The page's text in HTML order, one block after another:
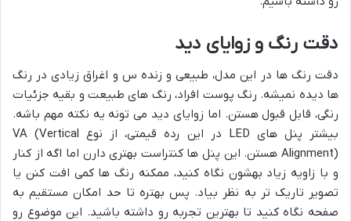
دقت رنگ و زوایای دید
دقت رنگ ها در این مدل، طبیعی و زنده س و اغراق زیادی در رنگ
ها دیده نمیشه. رنگ پوست افراد، رنگ های طبیعت و بقیه جزئیات
رنگی، قابل قبول هستن. اما زوایای دید می تونه یه نکته مهم باشه.
بیشتر پنل های LED در این رده قیمتی، از نوع VA (Vertical
Alignment) هستن. این پنل ها کنتراست بهتری دارن اما اگه از کنار
و با زاویه زیاد بهشون نگاه کنید، ممکنه رنگ ها کمی افت کنن یا
تصویر تاریک تر به نظر بیاد. پس بهتره تا حد امکان مستقیم به
صفحه نگاه کنید تا بهترین تجربه رو داشته باشید. این موضوع رو